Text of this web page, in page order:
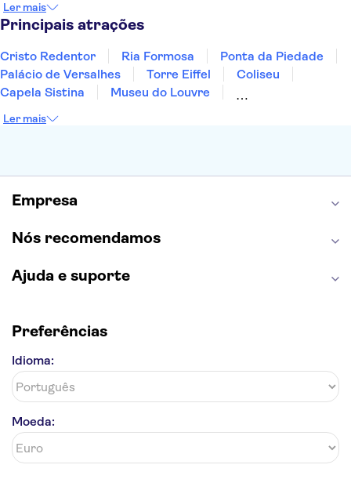
Sesimbra
Ler mais
Principais atrações
Cristo Redentor Ria Formosa
Ponta da Piedade
Palácio de Versalhes
Torre Eiffel
Coliseu
Capela Sistina
Museu do Louvre
Torre de Belém
Ler mais
Empresa
Nós recomendamos
Ajuda e suporte
Preferências
Idioma:
Moeda: